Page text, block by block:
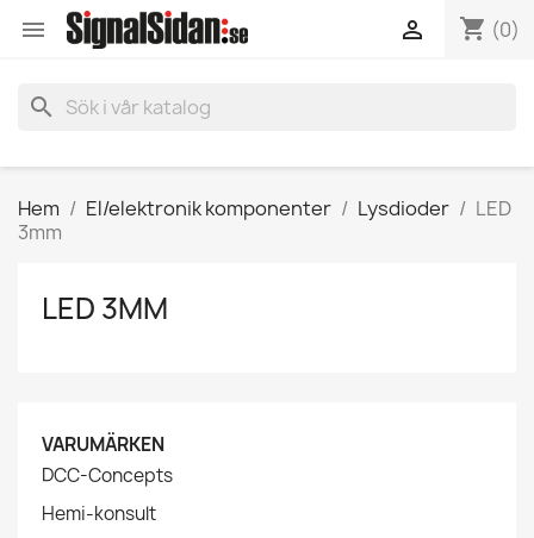
 shopping_cart (0)

search
Hem El/elektronik komponenter Lysdioder
LED
3mm
LED 3MM
VARUMÄRKEN
DCC-Concepts
Hemi-konsult